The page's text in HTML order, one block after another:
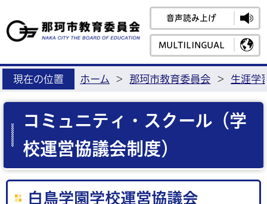
那珂市教
音声読み上げ
MULTILINGUAL
現在の位置 ホーム > 那珂市教育委員会 > 生涯学
コミュニティ・スクール（学
校運営協議会制度）
白鳥学園学校運営協議会